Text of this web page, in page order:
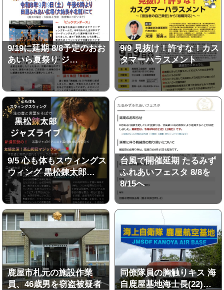
9/19に延期 8/8予定のおお
あいら夏祭り ジ…
9/9 見抜け！許すな！カス
タマーハラスメント
9/5 心も体もスウィングス
ウィング 黒松錬太郎…
台風で開催延期 たるみず
ふれあいフェスタ 8/8を
8/15へ
鹿屋市札元の施設作業
員、46歳男を窃盗被疑者
同僚隊員の胸触りキス 海
自鹿屋基地海士長(22)…